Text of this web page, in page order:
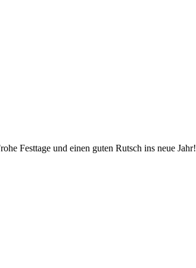
Festtage und einen guten Rutsch ins neue Jahr!